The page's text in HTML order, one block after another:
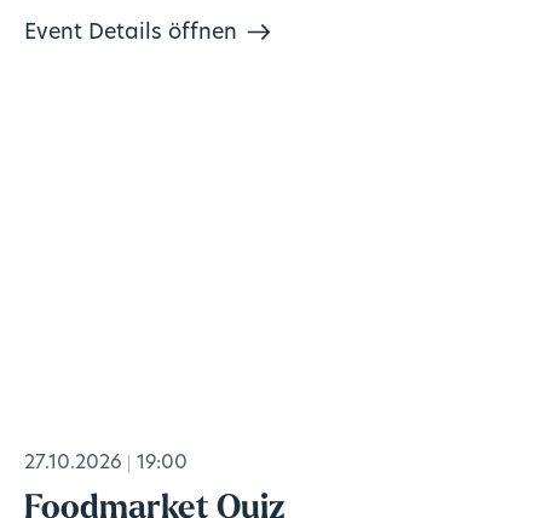
Event Details öffnen
27.10.2026 19:00
Foodmarket Quiz